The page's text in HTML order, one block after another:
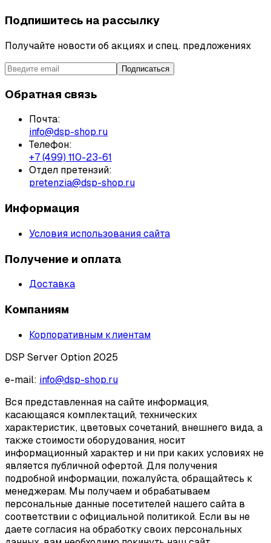
Подпишитесь на рассылку
Получайте новости об акциях и спец. предложениях
Подписаться
Обратная связь
Почта:
info@dsp-shop.ru
Телефон:
+7 (499) 110-23-61
Отдел претензий:
pretenzia@dsp-shop.ru
Информация
Условия использования сайта
Получение и оплата
Доставка
Компаниям
Корпоративным клиентам
DSP Server Option 2025
e-mail: info@dsp-shop.ru
Вся представленная на сайте информация,
касающаяся комплектаций, технических
характеристик, цветовых сочетаний, внешнего вида, а
также стоимости оборудования, носит
информационный характер и ни при каких условиях не
является публичной офертой. Для получения
подробной информации, пожалуйста, обращайтесь к
менеджерам. Мы получаем и обрабатываем
персональные данные посетителей нашего сайта в
соответствии с официальной политикой. Если вы не
даете согласия на обработку своих персональных